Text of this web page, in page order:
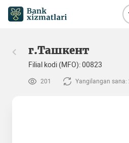
г.Ташкент
Filial kodi (MFO): 00823
201 Yangilangan sana: